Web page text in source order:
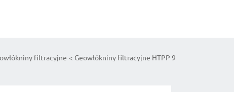
filtracyjne Geowłókniny filtracyjne HTPP 9